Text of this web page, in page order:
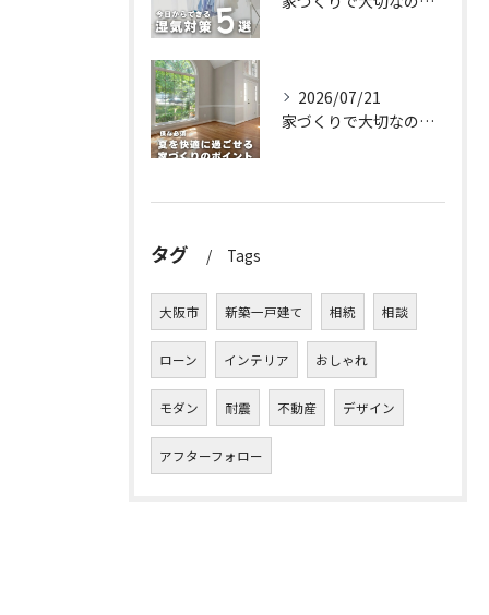
2026/07/21
家づくりで大切なのは、住んでからの快適さ🌿
タグ Tags
大阪市 新築一戸建て 相続 相談
ローン インテリア おしゃれ
モダン 耐震 不動産 デザイン
アフターフォロー